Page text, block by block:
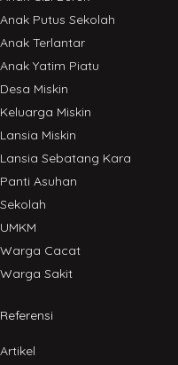
Anak Putus Sekolah
Anak Terlantar
Anak Yatim Piatu
Desa Miskin
Keluarga Miskin
Lansia Miskin
Lansia Sebatang Kara
Panti Asuhan
Sekolah
UMKM
Warga Cacat
Warga Sakit
Referensi
Artikel